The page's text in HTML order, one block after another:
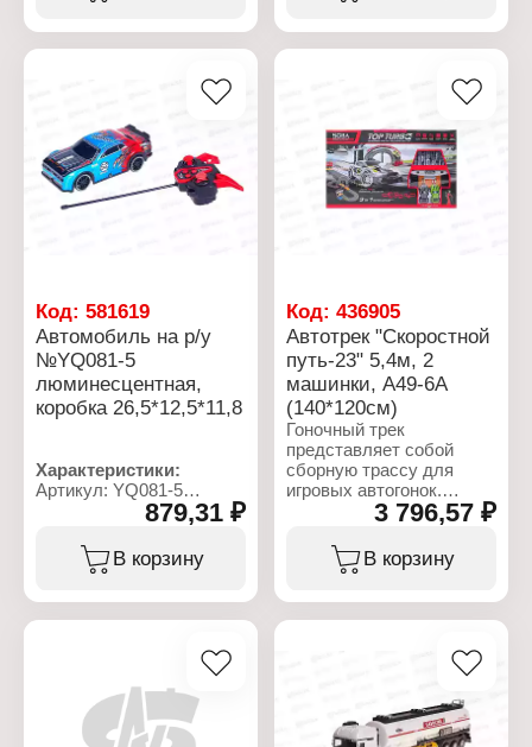
Код: 581619
Автомобиль на р/у
№YQ081-5
люминесцентная,
коробка 26,5*12,5*11,8
Характеристики:
Артикул: YQ081-5
Тип товара: Машина
Тип управления: на
радиоуправлении
Комплектация: с пультом
Питание машинки: 3хАА
Питание пульта: 2хАА
Эффекты:
люминесцентная
Батарейки в комплекте:
879,31 ₽
В корзину
Код:436905
Автотрек "Скоростной
путь-23" 5,4м, 2
машинки, А49-6А
(140*120см)
Гоночный трек
представляет собой
сборную трассу для
игровых автогонок.
Смысл игры в том,
чтобы игрушечный
автомобиль без каких-
либо препятствий
комлект входит: трасса
и горками, 2 машинки, 2
пульта управления,
3 796,57 ₽
В корзину